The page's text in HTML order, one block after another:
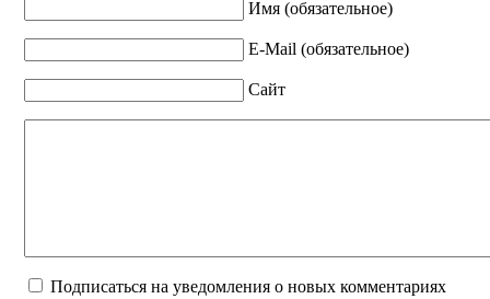
Имя (обязательное)
E-Mail (обязательное)
Сайт
Подписаться на уведомления о новых комментариях